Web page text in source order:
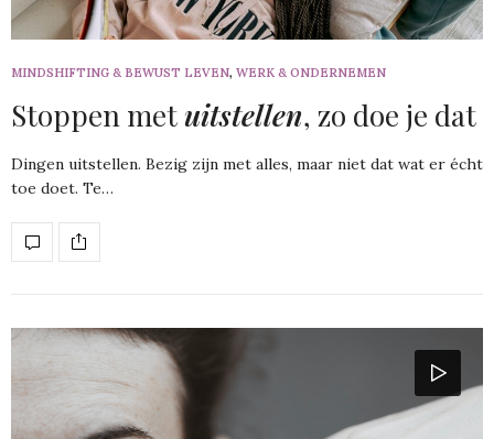
MINDSHIFTING & BEWUST LEVEN, WERK & ONDERNEMEN
Stoppen met uitstellen, zo doe je dat
Dingen uitstellen. Bezig zijn met alles, maar niet dat wat er écht
toe doet. Te…